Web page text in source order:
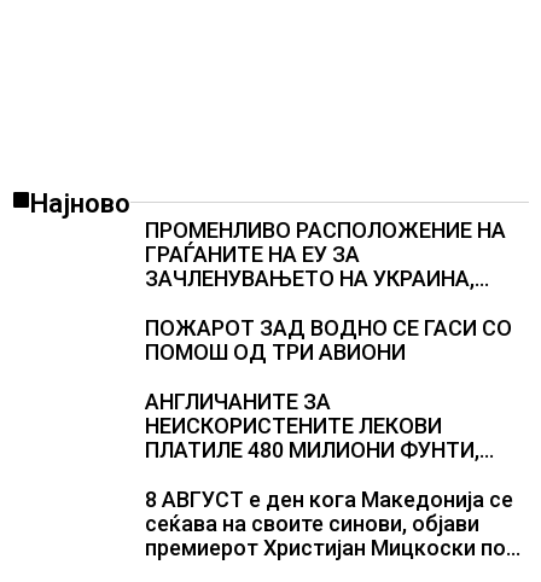
Најново
ПРОМЕНЛИВО РАСПОЛОЖЕНИЕ НА
ГРАЃАНИТЕ НА ЕУ ЗА
ЗАЧЛЕНУВАЊЕТО НА УКРАИНА,
Полска, Франција и Германија
ПОЖАРОТ ЗАД ВОДНО СЕ ГАСИ СО
ПОМОШ ОД ТРИ АВИОНИ
АНГЛИЧАНИТЕ ЗА
НЕИСКОРИСТЕНИТЕ ЛЕКОВИ
ПЛАТИЛЕ 480 МИЛИОНИ ФУНТИ,
само лекови што навистина им се
потребни
8 АВГУСТ е ден кога Македонија се
сеќава на своите синови, објави
премиерот Христијан Мицкоски по